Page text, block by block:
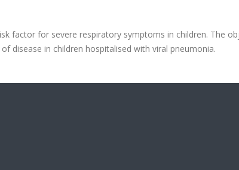
factor for severe respiratory symptoms in children. The
disease in children hospitalised with viral pneumonia.